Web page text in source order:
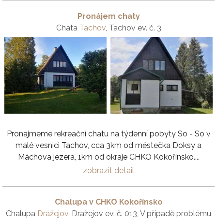
Pronájem chaty
Chata Tachov, Tachov ev. č. 3
Pronajmeme rekreační chatu na týdenní pobyty So - So v
malé vesnici Tachov, cca 3km od městečka Doksy a
Máchova jezera, 1km od okraje CHKO Kokořínsko....
zobrazit detail
Chalupa v CHKO Kokořínsko
Chalupa Dražejov, Dražejov ev. č. 013, V případě problému